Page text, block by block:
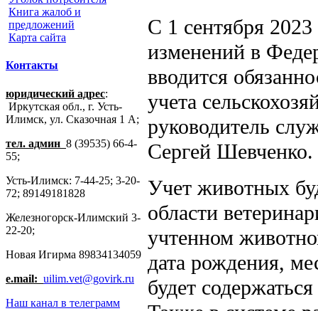
Книга жалоб и
предложений
Карта сайта
Контакты
юридический адрес:
Иркутская обл., г. Усть-
Илимск, ул. Сказочная 1 А;
тел. админ 8 (39535) 66-4-
55;
Усть-Илимск: 7-44-25; 3-20-
72; 89149181828
Железногорск-Илимский 3-
22-20;
Новая Игирма 89834134059
e.mail: uilim.vet@govirk.ru
Наш канал в телеграмм
С 1 сентября 2023
изменений в
вводится
учета
руководитель
Сергей Шевченко.
Учет животных
области
учтенном
дата рождения,
будет